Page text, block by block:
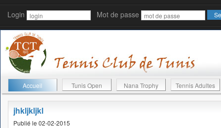
Login Mot de passe
Accueil Tunis Open Nana Trophy Tennis Adultes
jhkljkljkl
Publié le 02-02-2015